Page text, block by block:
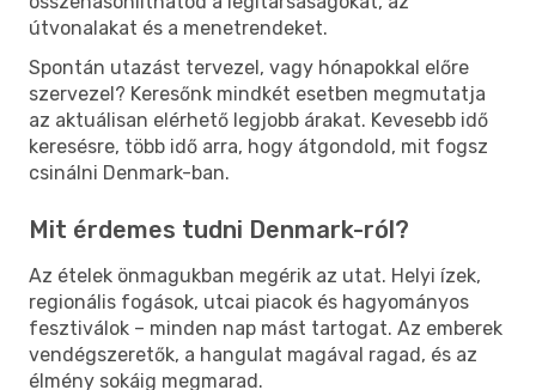
útvonalakat és a menetrendeket.
Spontán utazást tervezel, vagy hónapokkal előre
szervezel? Keresőnk mindkét esetben megmutatja
az aktuálisan elérhető legjobb árakat. Kevesebb idő
keresésre, több idő arra, hogy átgondold, mit fogsz
csinálni Denmark-ban.
Mit érdemes tudni Denmark-ról?
Az ételek önmagukban megérik az utat. Helyi ízek,
regionális fogások, utcai piacok és hagyományos
fesztiválok – minden nap mást tartogat. Az emberek
vendégszeretők, a hangulat magával ragad, és az
élmény sokáig megmarad.